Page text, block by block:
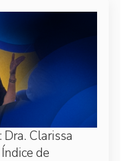
Clarissa
de